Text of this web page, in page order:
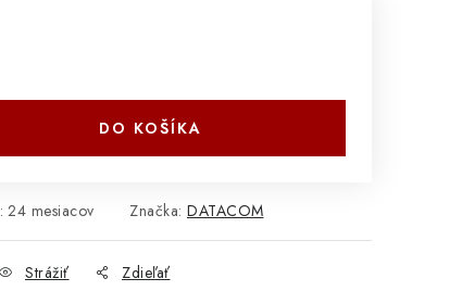
DO KOŠÍKA
: 24 mesiacov Značka: DATACOM
Strážiť Zdieľať